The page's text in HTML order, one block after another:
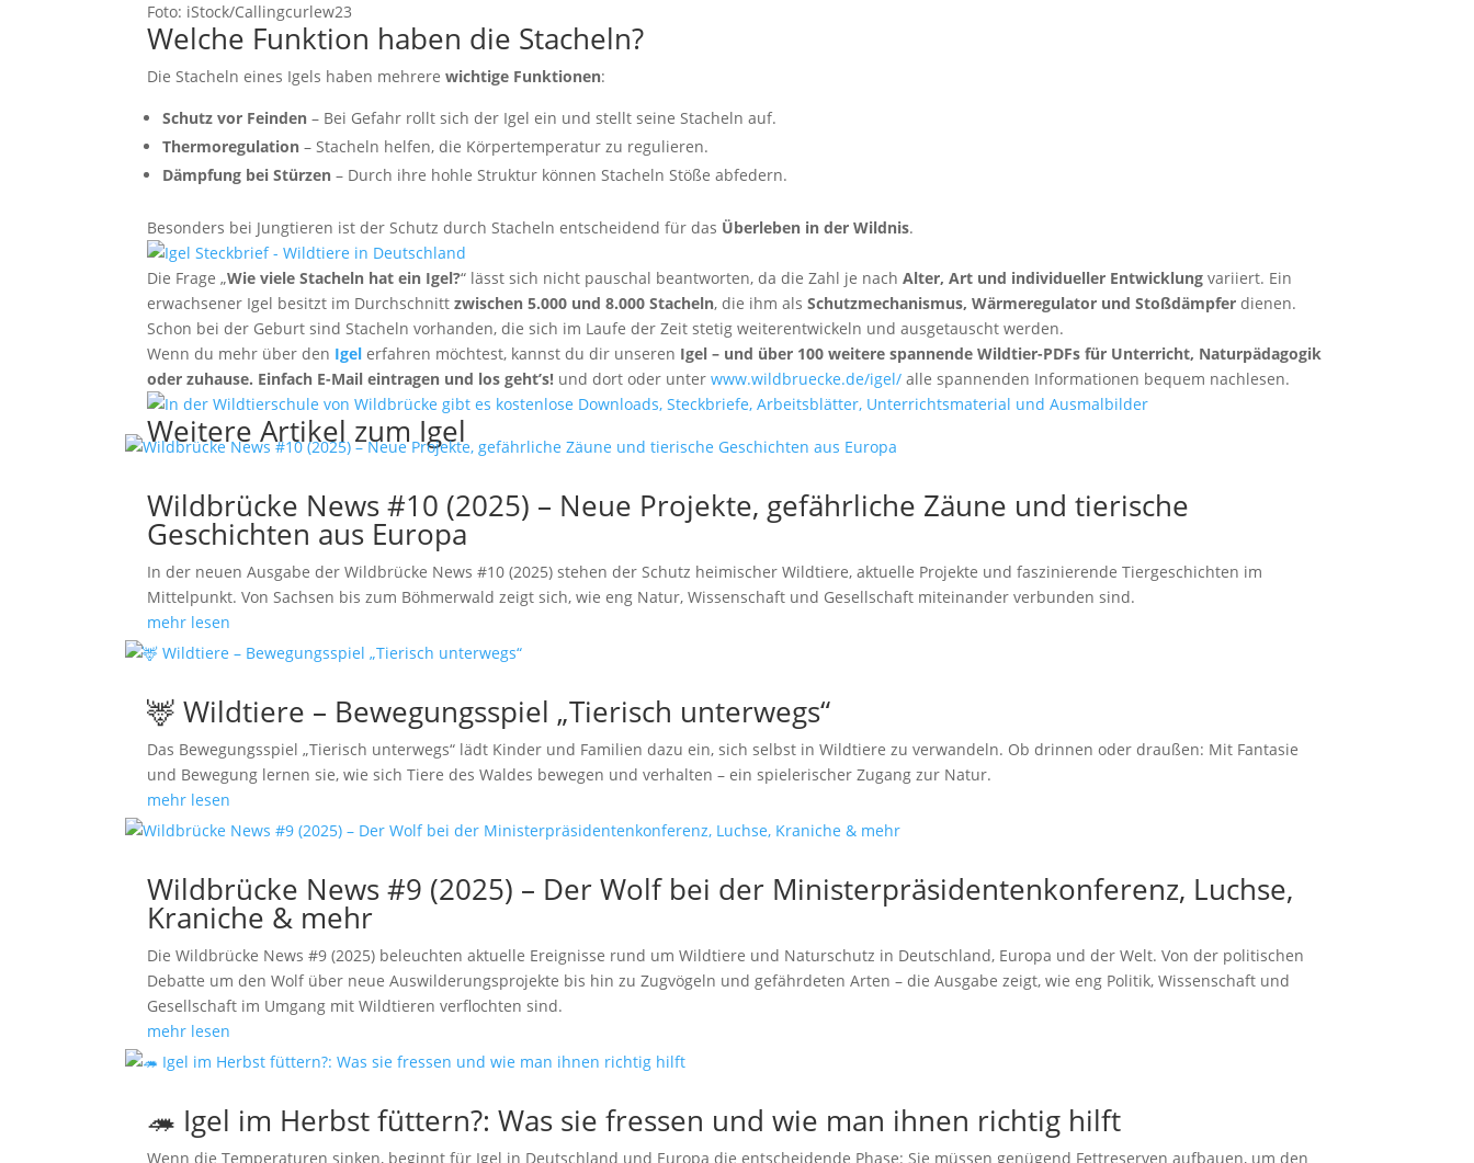
Foto: iStock/Callingcurlew23
Welche Funktion haben die Stacheln?
Die Stacheln eines Igels haben mehrerewichtige Funktionen:
Schutz vor Feinden – Bei Gefahr rollt sich der Igel ein und stellt seine Stacheln auf.
Thermoregulation – Stacheln helfen, die Körpertemperatur zu regulieren.
Dämpfung bei Stürzen – Durch ihre hohle Struktur können Stacheln Stöße abfedern.
Besonders bei Jungtieren ist der Schutz durch Stacheln entscheidend für das Überleben in der Wildnis.
Die Frage „Wie viele Stacheln hat ein Igel?“ lässt sich nicht pauschal beantworten, da die Zahl je nachAlter, Art und individueller Entwicklung variiert. Ein
erwachsener Igel besitzt im Durchschnittzwischen 5.000 und 8.000 Stacheln, die ihm alsSchutzmechanismus, Wärmeregulator und Stoßdämpfer dienen.
Schon bei der Geburt sind Stacheln vorhanden, die sich im Laufe der Zeit stetig weiterentwickeln und ausgetauscht werden.
Wenn du mehr über den Igel erfahren möchtest, kannst du dir unseren Igel – und über 100 weitere spannende Wildtier-PDFs für Unterricht, Naturpädagogik
oder zuhause. Einfach E-Mail eintragen und los geht’s! und dort oder unterwww.wildbruecke.de/igel/ alle spannenden Informationen bequem nachlesen.
Weitere Artikel zum Igel
Wildbrücke News #10 (2025) – Neue Projekte, gefährliche Zäune und tierische
Geschichten aus Europa
In der neuen Ausgabe der Wildbrücke News #10 (2025) stehen der Schutz heimischer Wildtiere, aktuelle Projekte und faszinierende Tiergeschichten im
Mittelpunkt. Von Sachsen bis zum Böhmerwald zeigt sich, wie eng Natur, Wissenschaft und Gesellschaft miteinander verbunden sind.
mehr lesen
🦌 Wildtiere – Bewegungsspiel „Tierisch unterwegs“
Das Bewegungsspiel „Tierisch unterwegs“ lädt Kinder und Familien dazu ein, sich selbst in Wildtiere zu verwandeln. Ob drinnen oder draußen: Mit Fantasie
und Bewegung lernen sie, wie sich Tiere des Waldes bewegen und verhalten – ein spielerischer Zugang zur Natur.
mehr lesen
Wildbrücke News #9 (2025) – Der Wolf bei der Ministerpräsidentenkonferenz, Luchse,
Kraniche & mehr
Die Wildbrücke News #9 (2025) beleuchten aktuelle Ereignisse rund um Wildtiere und Naturschutz in Deutschland, Europa und der Welt. Von der politischen
Debatte um den Wolf über neue Auswilderungsprojekte bis hin zu Zugvögeln und gefährdeten Arten – die Ausgabe zeigt, wie eng Politik, Wissenschaft und
Gesellschaft im Umgang mit Wildtieren verflochten sind.
mehr lesen
🦔 Igel im Herbst füttern?: Was sie fressen und wie man ihnen richtig hilft
Wenn die Temperaturen sinken, beginnt für Igel in Deutschland und Europa die entscheidende Phase: Sie müssen genügend Fettreserven aufbauen, um den